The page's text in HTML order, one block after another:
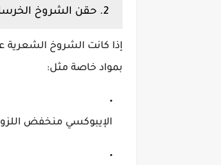
2. حقن الشروخ الخرسانية الدقيقة
إذا كانت الشروخ الشعرية
بمواد خاصة مثل:
الإيبوكسي منخفض